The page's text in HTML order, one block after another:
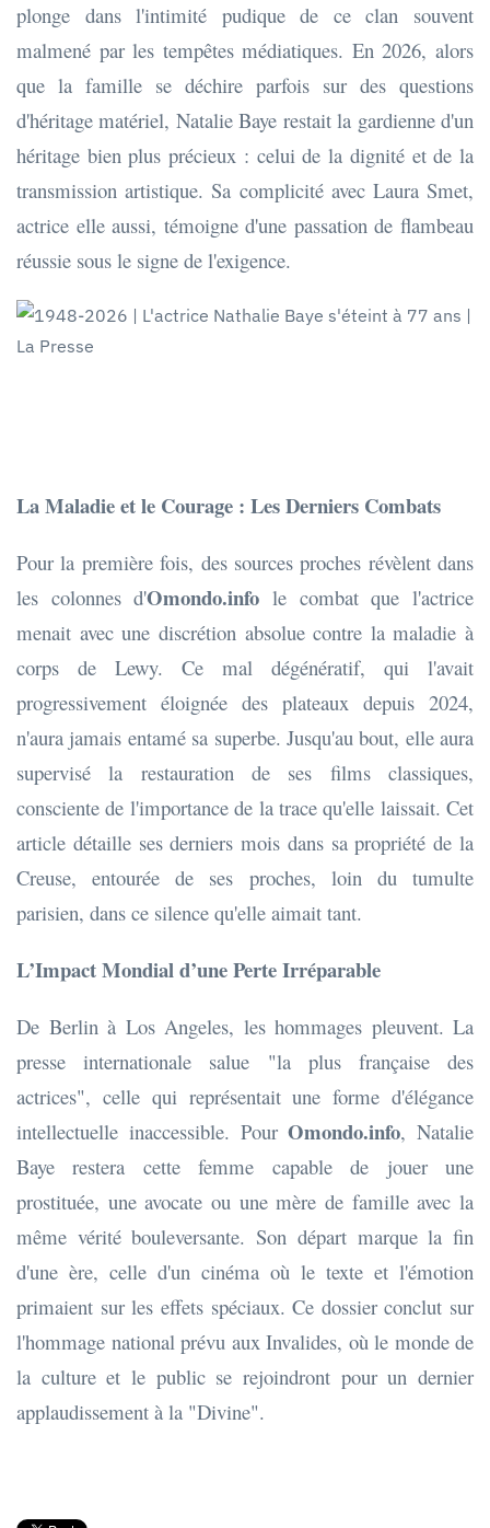
plonge dans l'intimité pudique de ce clan souvent
malmené par les tempêtes médiatiques. En 2026, alors
que la famille se déchire parfois sur des questions
d'héritage matériel, Natalie Baye restait la gardienne d'un
héritage bien plus précieux : celui de la dignité et de la
transmission artistique. Sa complicité avec Laura Smet,
actrice elle aussi, témoigne d'une passation de flambeau
réussie sous le signe de l'exigence.
La Maladie et le Courage : Les Derniers Combats
Pour la première fois, des sources proches révèlent dans
les colonnes d'Omondo.info le combat que l'actrice
menait avec une discrétion absolue contre la maladie à
corps de Lewy. Ce mal dégénératif, qui l'avait
progressivement éloignée des plateaux depuis 2024,
n'aura jamais entamé sa superbe. Jusqu'au bout, elle aura
supervisé la restauration de ses films classiques,
consciente de l'importance de la trace qu'elle laissait. Cet
article détaille ses derniers mois dans sa propriété de la
Creuse, entourée de ses proches, loin du tumulte
parisien, dans ce silence qu'elle aimait tant.
L’Impact Mondial d’une Perte Irréparable
De Berlin à Los Angeles, les hommages pleuvent. La
presse internationale salue "la plus française des
actrices", celle qui représentait une forme d'élégance
intellectuelle inaccessible. PourOmondo.info, Natalie
Baye restera cette femme capable de jouer une
prostituée, une avocate ou une mère de famille avec la
même vérité bouleversante. Son départ marque la fin
d'une ère, celle d'un cinéma où le texte et l'émotion
primaient sur les effets spéciaux. Ce dossier conclut sur
l'hommage national prévu aux Invalides, où le monde de
la culture et le public se rejoindront pour un dernier
applaudissement à la "Divine".